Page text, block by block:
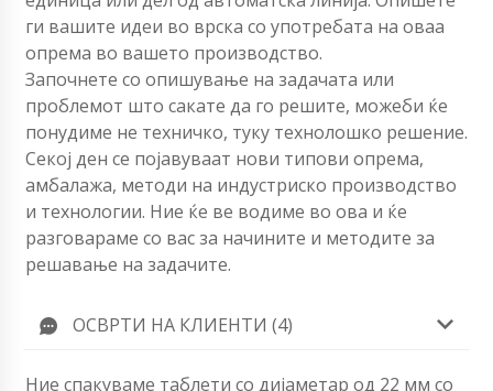
ги вашите идеи во врска со употребата на оваа
опрема во вашето производство.
Започнете со опишување на задачата или
проблемот што сакате да го решите, можеби ќе
понудиме не техничко, туку технолошко решение.
Секој ден се појавуваат нови типови опрема,
амбалажа, методи на индустриско производство
и технологии. Ние ќе ве водиме во ова и ќе
разговараме со вас за начините и методите за
решавање на задачите.
ОСВРТИ НА КЛИЕНТИ (4)
Ние спакуваме таблети со дијаметар од 22 мм со